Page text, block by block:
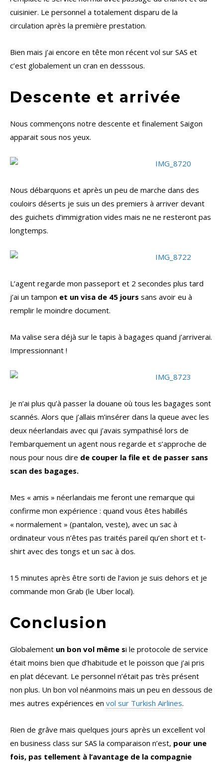
cuisinier. Le personnel a totalement disparu de la
circulation après la première prestation.
Bien mais j’ai encore en tête mon récent vol sur SAS et
c’est globalement un cran en desssous.
Descente et arrivée
Nous commençons notre descente et finalement Saigon
apparait sous nos yeux.
Nous débarquons et après un peu de marche dans des
couloirs déserts je suis un des premiers à arriver devant
des guichets d’immigration vides mais ne ne resteront pas
longtemps.
L’agent regarde mon passeport et 2 secondes plus tard
j’ai un tampon et un visa de 45 jours sans avoir eu à
remplir le moindre document.
Ma valise sera déjà sur le tapis à bagages quand j’arriverai.
Impressionnant !
Je n’ai plus qu’à passer la douane où tous les bagages sont
scannés. Alors que j’allais m’insérer dans la queue avec les
deux néerlandais avec qui j’avais sympathisé lors de
l’embarquement un agent nous regarde et s’approche de
nous pour nous dire de couper la file et de passer sans
scan des bagages.
Mes « amis » néerlandais me feront une remarque qui
confirme mon expérience : quand vous êtes habillés
« normalement » (pantalon, veste), avec un sac à
ordinateur vous n’êtes pas traités pareil qu’en short et t-
shirt avec des tongs et un sac à dos.
15 minutes après être sorti de l’avion je suis dehors et je
commande mon Grab (le Uber local).
Conclusion
Globalement un bon vol même si le protocole de service
était moins bien que d’habitude et le poisson que j’ai pris
en plat décevant. Le personnel n’était pas très présent
non plus. Un bon vol néanmoins mais un peu en dessous de
mes autres expériences en vol sur Turkish Airlines.
Rien de grâve mais quelques jours après un excellent vol
en business class sur SAS la comparaison n’est, pour une
fois, pas tellement à l’avantage de la compagnie